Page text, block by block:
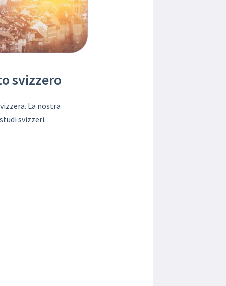
svizzero
La nostra
svizzeri.